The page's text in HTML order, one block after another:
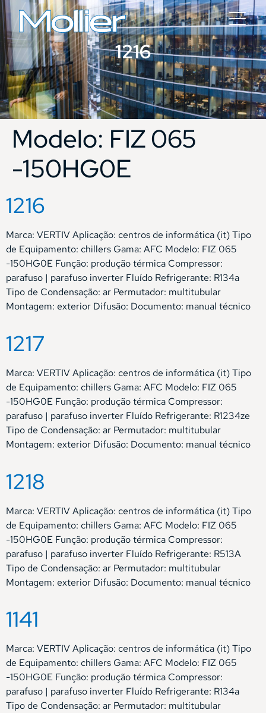
1216
Modelo: FIZ 065
-150HG0E
1216
Marca: VERTIV Aplicação: centros de informática (it) Tipo
de Equipamento: chillers Gama: AFC Modelo: FIZ 065
-150HG0E Função: produção térmica Compressor:
parafuso | parafuso inverter Fluído Refrigerante: R134a
Tipo de Condensação: ar Permutador: multitubular
Montagem: exterior Difusão: Documento: manual técnico
1217
Marca: VERTIV Aplicação: centros de informática (it) Tipo
de Equipamento: chillers Gama: AFC Modelo: FIZ 065
-150HG0E Função: produção térmica Compressor:
parafuso | parafuso inverter Fluído Refrigerante: R1234ze
Tipo de Condensação: ar Permutador: multitubular
Montagem: exterior Difusão: Documento: manual técnico
1218
Marca: VERTIV Aplicação: centros de informática (it) Tipo
de Equipamento: chillers Gama: AFC Modelo: FIZ 065
-150HG0E Função: produção térmica Compressor:
parafuso | parafuso inverter Fluído Refrigerante: R513A
Tipo de Condensação: ar Permutador: multitubular
Montagem: exterior Difusão: Documento: manual técnico
1141
Marca: VERTIV Aplicação: centros de informática (it) Tipo
de Equipamento: chillers Gama: AFC Modelo: FIZ 065
-150HG0E Função: produção térmica Compressor:
parafuso | parafuso inverter Fluído Refrigerante: R134a
Tipo de Condensação: ar Permutador: multitubular